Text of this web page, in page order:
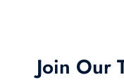
Join Our